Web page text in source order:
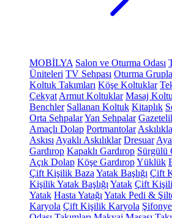
MOBİLYA Salon ve Oturma Odası
Üniteleri TV Sehpası Oturma
Koltuk Takımları Köşe Koltuklar
Çekyat Armut Koltuklar Masaj
Benchler Sallanan Koltuk Kitaplık
Orta SehpalarYan Sehpalar
Amaçlı Dolap Portmantolar
Askısı Ayaklı Askılıklar Dresuar
Gardırop Kapaklı Gardırop Sürgülü
Açık Dolap Köşe GardıropYüklük
Çift Kişilik Baza Yatak Başlığı Çift
Kişilik Yatak Başlığı Yatak Çift
Yatak Hasta Yatağı Yatak Pedi &
Karyola Çift Kişilik Karyola